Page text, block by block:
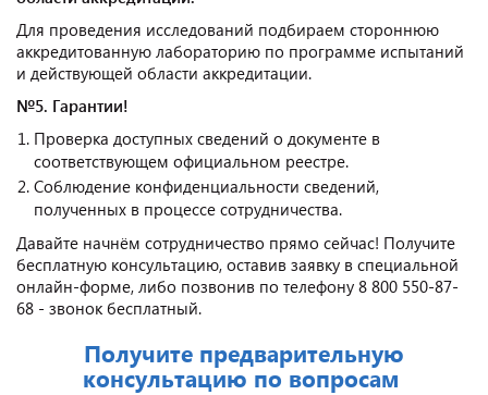
Для проведения исследований подбираем стороннюю
аккредитованную лабораторию по программе испытаний
и действующей области аккредитации.
№5. Гарантии!
Проверка доступных сведений о документе в
соответствующем официальном реестре.
Соблюдение конфиденциальности сведений,
полученных в процессе сотрудничества.
Давайте начнём сотрудничество прямо сейчас! Получите
бесплатную консультацию, оставив заявку в специальной
онлайн-форме, либо позвонив по телефону 8 800 550-87-
68 - звонок бесплатный.
Получите предварительную
консультацию по вопросам